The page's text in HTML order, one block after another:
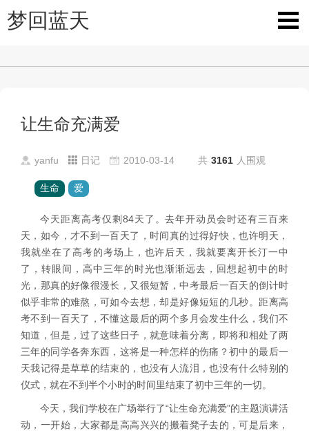
梦回蓝天
让生命充满爱
yanfu 日记 2010-03-14 共 3161 人围观
生命 爱
今天距离高考仅剩 84天了。去年开动员会时还有三百来
天，如今，才不到一百天了，时间真的过得好快，也许明天，
我就坐在了高考的考场上，也许后天，我就要离开长汀一中
了，转眼间，高中三年的时光也渐渐远去，回想起初中的时
光，那真的好像很漫长，又很短暂，中考最后一百天的倒计时
似乎非常的难熬，可如今去想，却是好像短短的几秒。距离高
考不到一百天了，不懂这最后的两个多月会发生什么，我们不
知道，但是，过了这些日子，就意味着分离，即将和相处了两
三年的同学各奔东西，这将是一种怎样的伤痛？初中的最后一
天我记得是草草的结束的，也没有人流泪，也没有什么特别的
仪式，就在不到半个小时的时间里结束了初中三年的一切。
今天，我们学校在广场举行了“让生命充满爱”的主题演讲活
动，一开始，大家都是高高兴兴的搬着凳子去的，可是后来，